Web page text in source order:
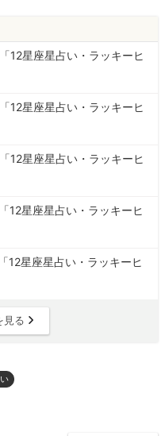
12星座星占い・ラッキーヒ
12星座星占い・ラッキーヒ
12星座星占い・ラッキーヒ
12星座星占い・ラッキーヒ
12星座星占い・ラッキーヒ
見る